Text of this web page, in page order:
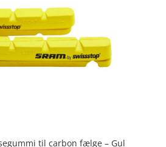
til carbon fælge – Gul